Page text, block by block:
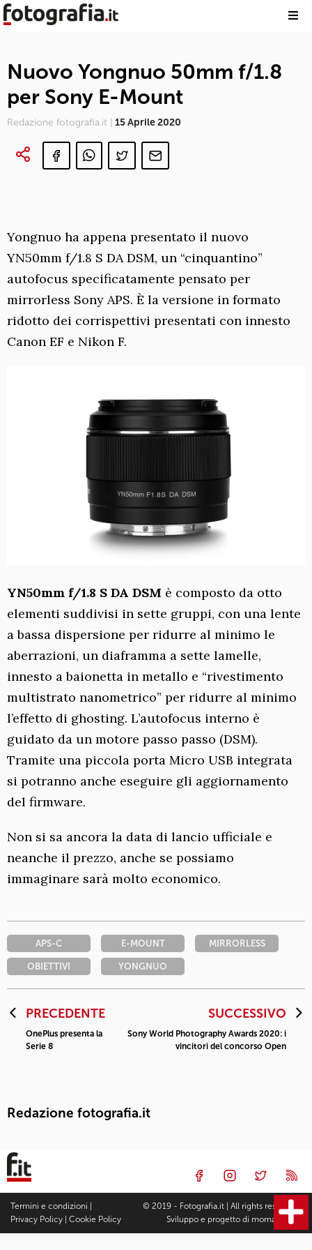
Nuovo Yongnuo 50mm f/1.8
per Sony E-Mount
Redazione fotografia.it | 15 Aprile 2020
Yongnuo ha appena presentato il nuovo
YN50mm f/1.8 S DA DSM, un “cinquantino”
autofocus specificatamente pensato per
mirrorless Sony APS. È la versione in formato
ridotto dei corrispettivi presentati con innesto
Canon EF e Nikon F.
YN50mm f/1.8 S DA DSM è composto da otto
elementi suddivisi in sette gruppi, con una lente
a bassa dispersione per ridurre al minimo le
aberrazioni, un diaframma a sette lamelle,
innesto a baionetta in metallo e “rivestimento
multistrato nanometrico” per ridurre al minimo
l’effetto di ghosting. L’autofocus interno è
guidato da un motore passo passo (DSM).
Tramite una piccola porta Micro USB integrata
si potranno anche eseguire gli aggiornamento
del firmware.
Non si sa ancora la data di lancio ufficiale e
neanche il prezzo, anche se possiamo
immaginare sarà molto economico.
APS-C E-MOUNT MIRRORLESS
OBIETTIVI YONGNUO
PRECEDENTE
OnePlus presenta la
Serie 8
SUCCESSIVO
Sony World Photography Awards 2020: i
vincitori del concorso Open
Redazione fotografia.it
Termini e condizioni
Privacy Policy
Cookie Policy
© 2019 - Fotografia.it | All rights reserved |
Sviluppo e progetto di moma Studio